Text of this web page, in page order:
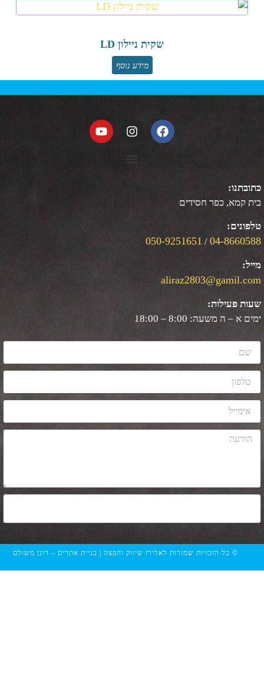
שקית ניילון LD
חסידים
/
050-9251651
8:00 – 18:00
שמורות לאלירז שיווק והפצה | בניית אתרים – רונן משולם